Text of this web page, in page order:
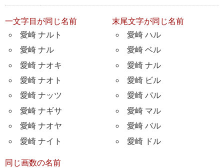
一文字目が同じ名前
愛崎 ナルト
愛崎 ナル
愛崎 ナオキ
愛崎 ナオト
愛崎 ナッツ
愛崎 ナギサ
愛崎 ナオヤ
愛崎 ナイト
末尾文字が同じ名前
愛崎 ハル
愛崎 ベル
愛崎 ナル
愛崎 ビル
愛崎 パル
愛崎 マル
愛崎 バル
愛崎 ドル
同じ画数の名前